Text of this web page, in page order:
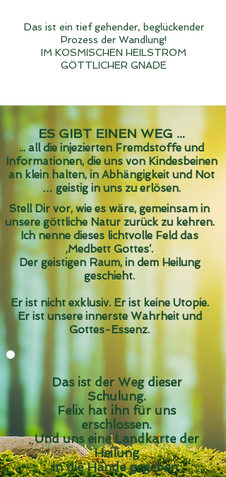
​Das ist ein tief gehender, beglückender
Prozess der Wandlung!
IM KOSMISCHEN HEILSTROM
GÖTTLICHER GNADE
ES GIBT EINEN WEG ...
... all die injezierten Fremdstoffe und
Informationen, die uns von Kindesbeinen
an klein halten, in Abhängigkeit und Not
… geistig in uns zu erlösen.
Stell Dir vor, wie es wäre, gemeinsam in
unsere göttliche Natur zurück zu kehren.
Ich nenne dieses lichtvolle Feld das
‚Medbett Gottes‘.
Der geistigen Raum, in dem Heilung
geschieht.
Er ist nicht exklusiv. Er ist keine Utopie.
Er ist unsere innerste Wahrheit und
Gottes-Essenz.
Das ist der Weg dieser
Schulung.
Felix hat ihn für uns
erschlossen.
Und uns eine Landkarte der
Heilung
in die Hände gegeben.